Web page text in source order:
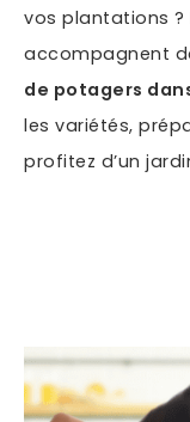
vos plantations ?
accompagnent
de potagers
les variétés,
profitez d’un
En
informations
de ma